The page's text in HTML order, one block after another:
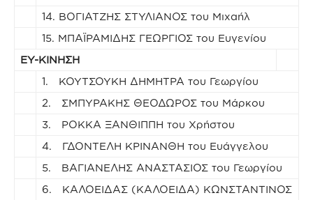
14. ΒΟΓΙΑΤΖΗΣ ΣΤΥΛΙΑΝΟΣ του Μιχαήλ
15. ΜΠΑΪΡΑΜΙΔΗΣ ΓΕΩΡΓΙΟΣ του Ευγενίου
ΕΥ-ΚΙΝΗΣΗ
1. ΚΟΥΤΣΟΥΚΗ ΔΗΜΗΤΡΑ του Γεωργίου
2. ΣΜΠΥΡΑΚΗΣ ΘΕΟΔΩΡΟΣ του Μάρκου
3. ΡΟΚΚΑ ΞΑΝΘΙΠΠΗ του Χρήστου
4. ΓΔΟΝΤΕΛΗ ΚΡΙΝΑΝΘΗ του Ευάγγελου
5. ΒΑΓΙΑΝΕΛΗΣ ΑΝΑΣΤΑΣΙΟΣ του Γεωργίου
6. ΚΑΛΟΕΙΔΑΣ (ΚΑΛΟΕΙΔΑ) ΚΩΝΣΤΑΝΤΙΝΟΣ